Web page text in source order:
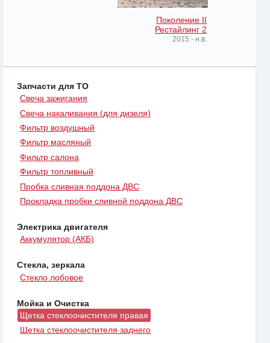
Поколение II
Рестайлинг 2
2015 - н.в.
Запчасти для ТО
Свеча зажигания
Свеча накаливания (для дизеля)
Фильтр воздушный
Фильтр масляный
Фильтр салона
Фильтр топливный
Пробка сливная поддона ДВС
Прокладка пробки сливной поддона ДВС
Электрика двигателя
Аккумулятор (АКБ)
Стекла, зеркала
Стекло лобовое
Мойка и Очистка
Щетка стеклоочистителя правая
Щетка стеклоочистителя заднего